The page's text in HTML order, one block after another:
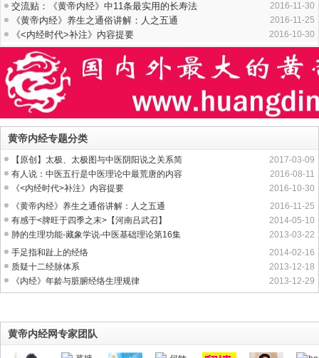
2016-11-30
交流贴：《黄帝内经》中11条最实用的长寿法
2016-11-25
《黄帝内经》养生之通俗讲解：人之五通
2016-10-30
《<内经时代>补注》内容提要
黄帝内经专题分类
2017-03-09
【原创】太极、太极图与中医阴阳说之关系简
2016-08-11
有人说：中医五行是中医理论中最荒唐的内容
2016-10-30
《<内经时代>补注》内容提要
2016-11-25
《黄帝内经》养生之通俗讲解：人之五通
2014-05-10
有感于<脾旺于四季之末>【河南吕武召】
2013-03-22
肺的生理功能-藏象学说-中医基础理论第16集
2014-02-16
手足指和趾上的经络
2013-12-18
质疑十二经脉体系
2013-12-29
《内经》年龄与脏腑经络生理规律
黄帝内经网专家团队